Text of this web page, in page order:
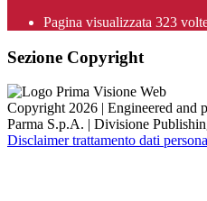
Pagina visualizzata 323
Sezione Copyright
Copyright 2026 | Engineered and
Parma S.p.A. | Divisione
Disclaimer trattamento dati